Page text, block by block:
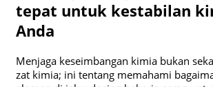
tepat untuk kestabilan
Anda
Menjaga keseimbangan kimia bukan
zat kimia; ini tentang memahami